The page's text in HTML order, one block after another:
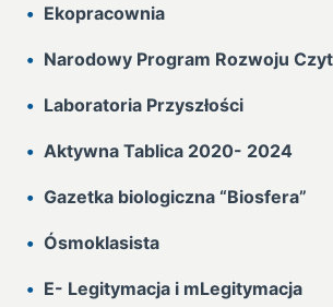
Ekopracownia
Narodowy Program Rozwoju
Laboratoria Przyszłości
Aktywna Tablica 2020- 2024
Gazetka biologiczna “Biosfera”
Ósmoklasista
E- Legitymacja i mLegitymacja